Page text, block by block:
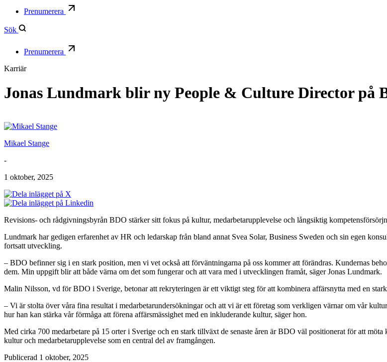
Prenumerera
Sök
Prenumerera
Karriär
Jonas Lundmark blir ny People & Culture Director på
Mikael Stange
-
1 oktober, 2025
Revisions- och rådgivningsbyrån BDO stärker sitt fokus på kultur, medarbetarupplevelse och långsiktig
Lundmark har gedigen erfarenhet av HR och ledarskap från bland annat Svea Solar, Business Sweden och sin egen
fortsatt utveckling.
– BDO befinner sig i en stark position, men vi vet också att förväntningarna på oss kommer att förändras. Kundernas
dem. Min uppgift blir att både värna om det som fungerar och att vara med i utvecklingen framåt, säger Jonas Lundmark.
Malin Nilsson, vd för BDO i Sverige, betonar att rekryteringen är ett viktigt steg för att kombinera affärsnytta med en
– Vi är stolta över våra fina resultat i medarbetarundersökningar och att vi är ett företag som verkligen värnar om vår
hur han kan stärka vår förmåga att förena affärsmässighet med en inkluderande kultur, säger hon.
Med cirka 700 medarbetare på 15 orter i Sverige och en stark tillväxt de senaste åren är BDO väl positionerat för att
kultur och medarbetarupplevelse som en central del av framgången.
Publicerad 1 oktober, 2025